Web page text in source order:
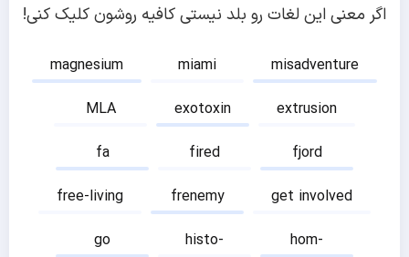
اگر معنی این لغات رو بلد نیستی کافیه روشون کلیک کنی!
magnesium miami
misadventure
MLA
exotoxin
extrusion
fa
fired
fjord
free-living
frenemy
get involved
go
histo-
hom-